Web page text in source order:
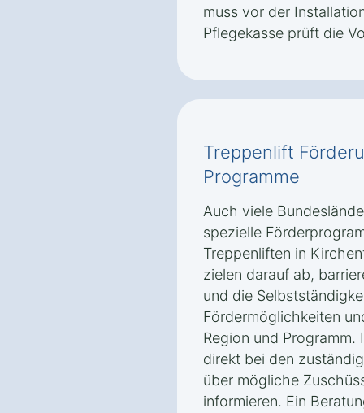
muss vor der
Pflegekasse prüft die
Treppenlift
Programme
Auch viele
spezielle
Treppenliften in
zielen darauf ab,
und die
Fördermöglichkeiten
Region und
direkt bei den
über mögliche
informieren. Ein